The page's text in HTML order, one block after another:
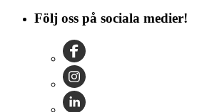
Följ oss på sociala medier!